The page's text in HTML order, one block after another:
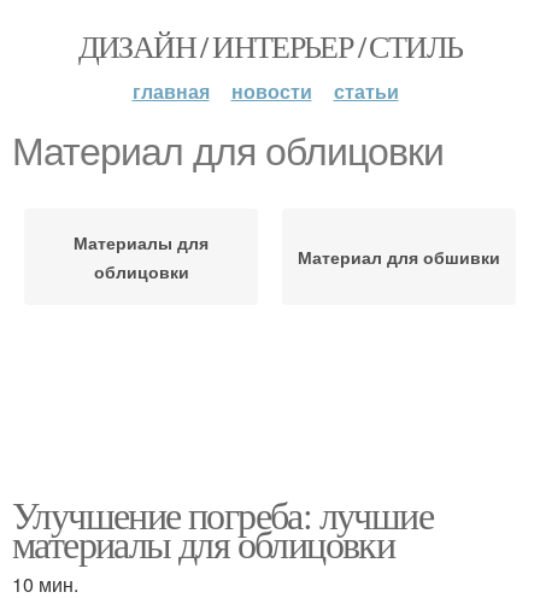
ДИЗАЙН / ИНТЕРЬЕР / СТИЛЬ
главная новости статьи
Материал для облицовки
Материалы для
облицовки
Материал для обшивки
Улучшение погреба: лучшие
материалы для облицовки
10 мин.